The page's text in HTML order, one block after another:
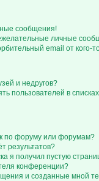
сообщения!
личные
email от кого-
и недругов?
пользователей в
по форуму или форумам?
результатов?
я получил пустую
конференции?
и созданные мной